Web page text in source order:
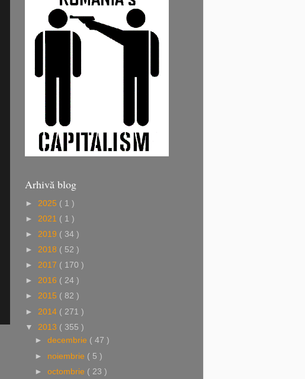
Arhivă blog
► 2025 ( 1 )
► 2021 ( 1 )
► 2019 ( 34 )
► 2018 ( 52 )
► 2017 ( 170 )
► 2016 ( 24 )
► 2015 ( 82 )
► 2014 ( 271 )
▼ 2013 ( 355 )
► decembrie ( 47 )
► noiembrie ( 5 )
► octombrie ( 23 )